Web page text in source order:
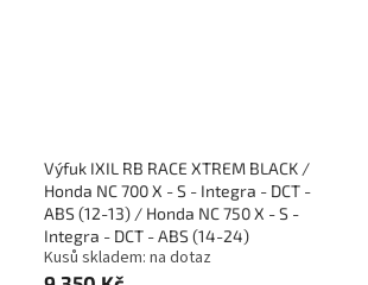
Výfuk IXIL RB RACE XTREM BLACK /
Honda NC 700 X - S - Integra - DCT -
ABS (12-13) / Honda NC 750 X - S -
Integra - DCT - ABS (14-24)
Kusů skladem: na dotaz